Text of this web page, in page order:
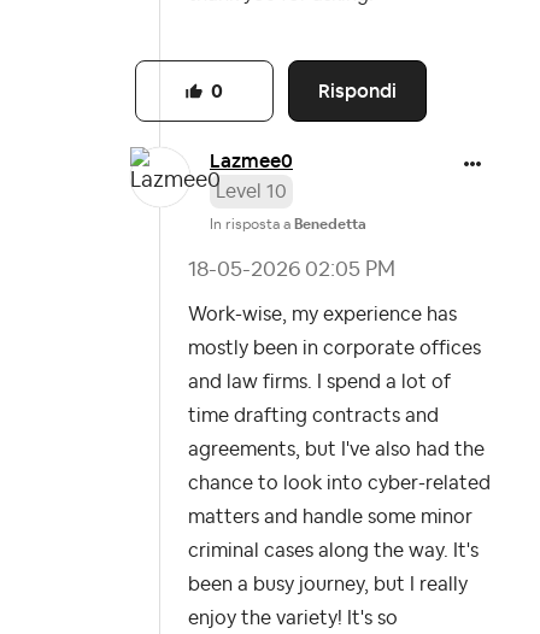
Rispondi
0
Lazmee0
Level 10
In risposta a Benedetta
‎18-05-2026 02:05 PM
Work-wise, my experience has
mostly been in corporate offices
and law firms. I spend a lot of
time drafting contracts and
agreements, but I've also had the
chance to look into cyber-related
matters and handle some minor
criminal cases along the way. It's
been a busy journey, but I really
enjoy the variety! It's so